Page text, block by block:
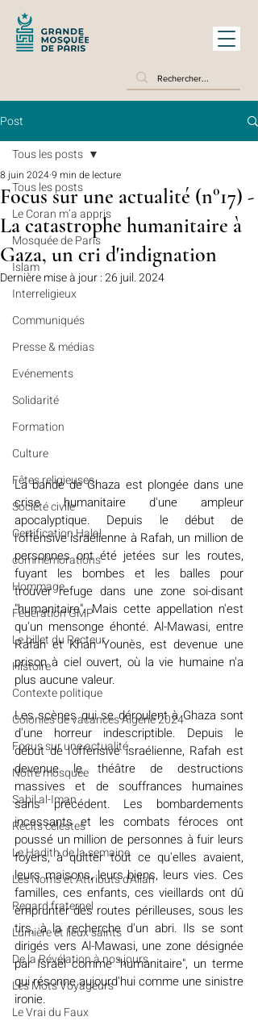
Post
Tous les posts
Le Coran m’a appris
Mosquée de Paris
Islam
Interreligieux
Communiqués
Presse & médias
Evénements
Solidarité
Formation
Culture
Fêtes religieuses
Société civile
Certification Halal
commémorations
Hommage
Fédération GMP
Le billet du Recteur
Histoire
Contexte politique
Colonies de vacances Algérie 2024
​​Focus sur une actualité
Notre mosquée
Sabil al-Iman
Récits célestes
Le Hadith de la semaine
Les Noms et Attributs d'Allah
Regard fraternel
Lumière et lieux saints
De la Révélation à nos jours
Les Mots Voyageurs
Le Vrai du Faux
Tous les posts
Focus sur une actualité (n°17) -
La catastrophe humanitaire à
Gaza, un cri d'indignation
8 juin 20249 min de lecture
Dernière mise à jour :26 juil. 2024
La bande de Ghaza est plongée dans une
crise humanitaire d'une ampleur
apocalyptique. Depuis le début de
l'offensive israélienne à Rafah, un million de
personnes ont été jetées sur les routes,
fuyant les bombes et les balles pour
trouver refuge dans une zone soi-disant
"humanitaire". Mais cette appellation n'est
qu'un mensonge éhonté. Al-Mawasi, entre
Rafah et Khan Younès, est devenue une
prison à ciel ouvert, où la vie humaine n'a
plus aucune valeur.
Les scènes qui se déroulent à Ghaza sont
d'une horreur indescriptible. Depuis le
début de l'offensive israélienne, Rafah est
devenue le théâtre de destructions
massives et de souffrances humaines
sans précédent. Les bombardements
incessants et les combats féroces ont
poussé un million de personnes à fuir leurs
foyers, à quitter tout ce qu'elles avaient,
leurs maisons, leurs biens, leurs vies. Ces
familles, ces enfants, ces vieillards ont dû
emprunter des routes périlleuses, sous les
tirs, à la recherche d'un abri. Ils se sont
dirigés vers Al-Mawasi, une zone désignée
par Israël comme "humanitaire", un terme
qui résonne aujourd'hui comme une sinistre
ironie.